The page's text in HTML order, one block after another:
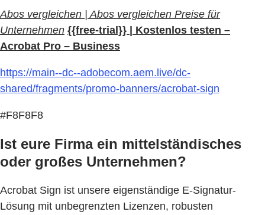
Abos vergleichen | Abos vergleichen Preise für
Unternehmen {{free-trial}} | Kostenlos testen –
Acrobat Pro – Business
https://main--dc--adobecom.aem.live/dc-
shared/fragments/promo-banners/acrobat-sign
#F8F8F8
Ist eure Firma ein mittelständisches
oder großes Unternehmen?
Acrobat Sign ist unsere eigenständige E-Signatur-
Lösung mit unbegrenzten Lizenzen, robusten